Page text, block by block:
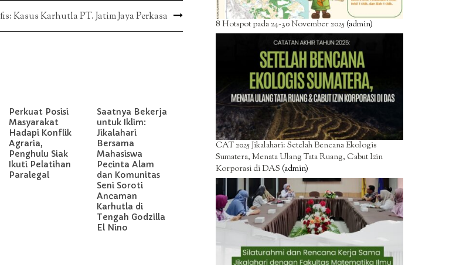
Kasus Karhutla PT. Jatim Jaya Perkasa
Perkuat Posisi
Masyarakat
Hadapi Konflik
Agraria,
Penghulu Siak
Ikuti Pelatihan
Paralegal
Saatnya Bekerja
untuk Iklim:
Jikalahari
Bersama
Mahasiswa
Pecinta Alam
dan Komunitas
Seni Soroti
Ancaman
Karhutla di
Tengah Godzilla
El Nino
8 Hotspot pada 24-30 November 2025(admin)
CAT 2025 Jikalahari: Setelah Bencana Ekologis
Sumatera, Menata Ulang Tata Ruang, Cabut Izin
Korporasi di DAS (admin)